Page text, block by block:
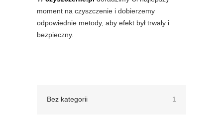
moment na czyszczenie i dobierzemy
odpowiednie metody, aby efekt był trwały i
bezpieczny.
Bez kategorii 1